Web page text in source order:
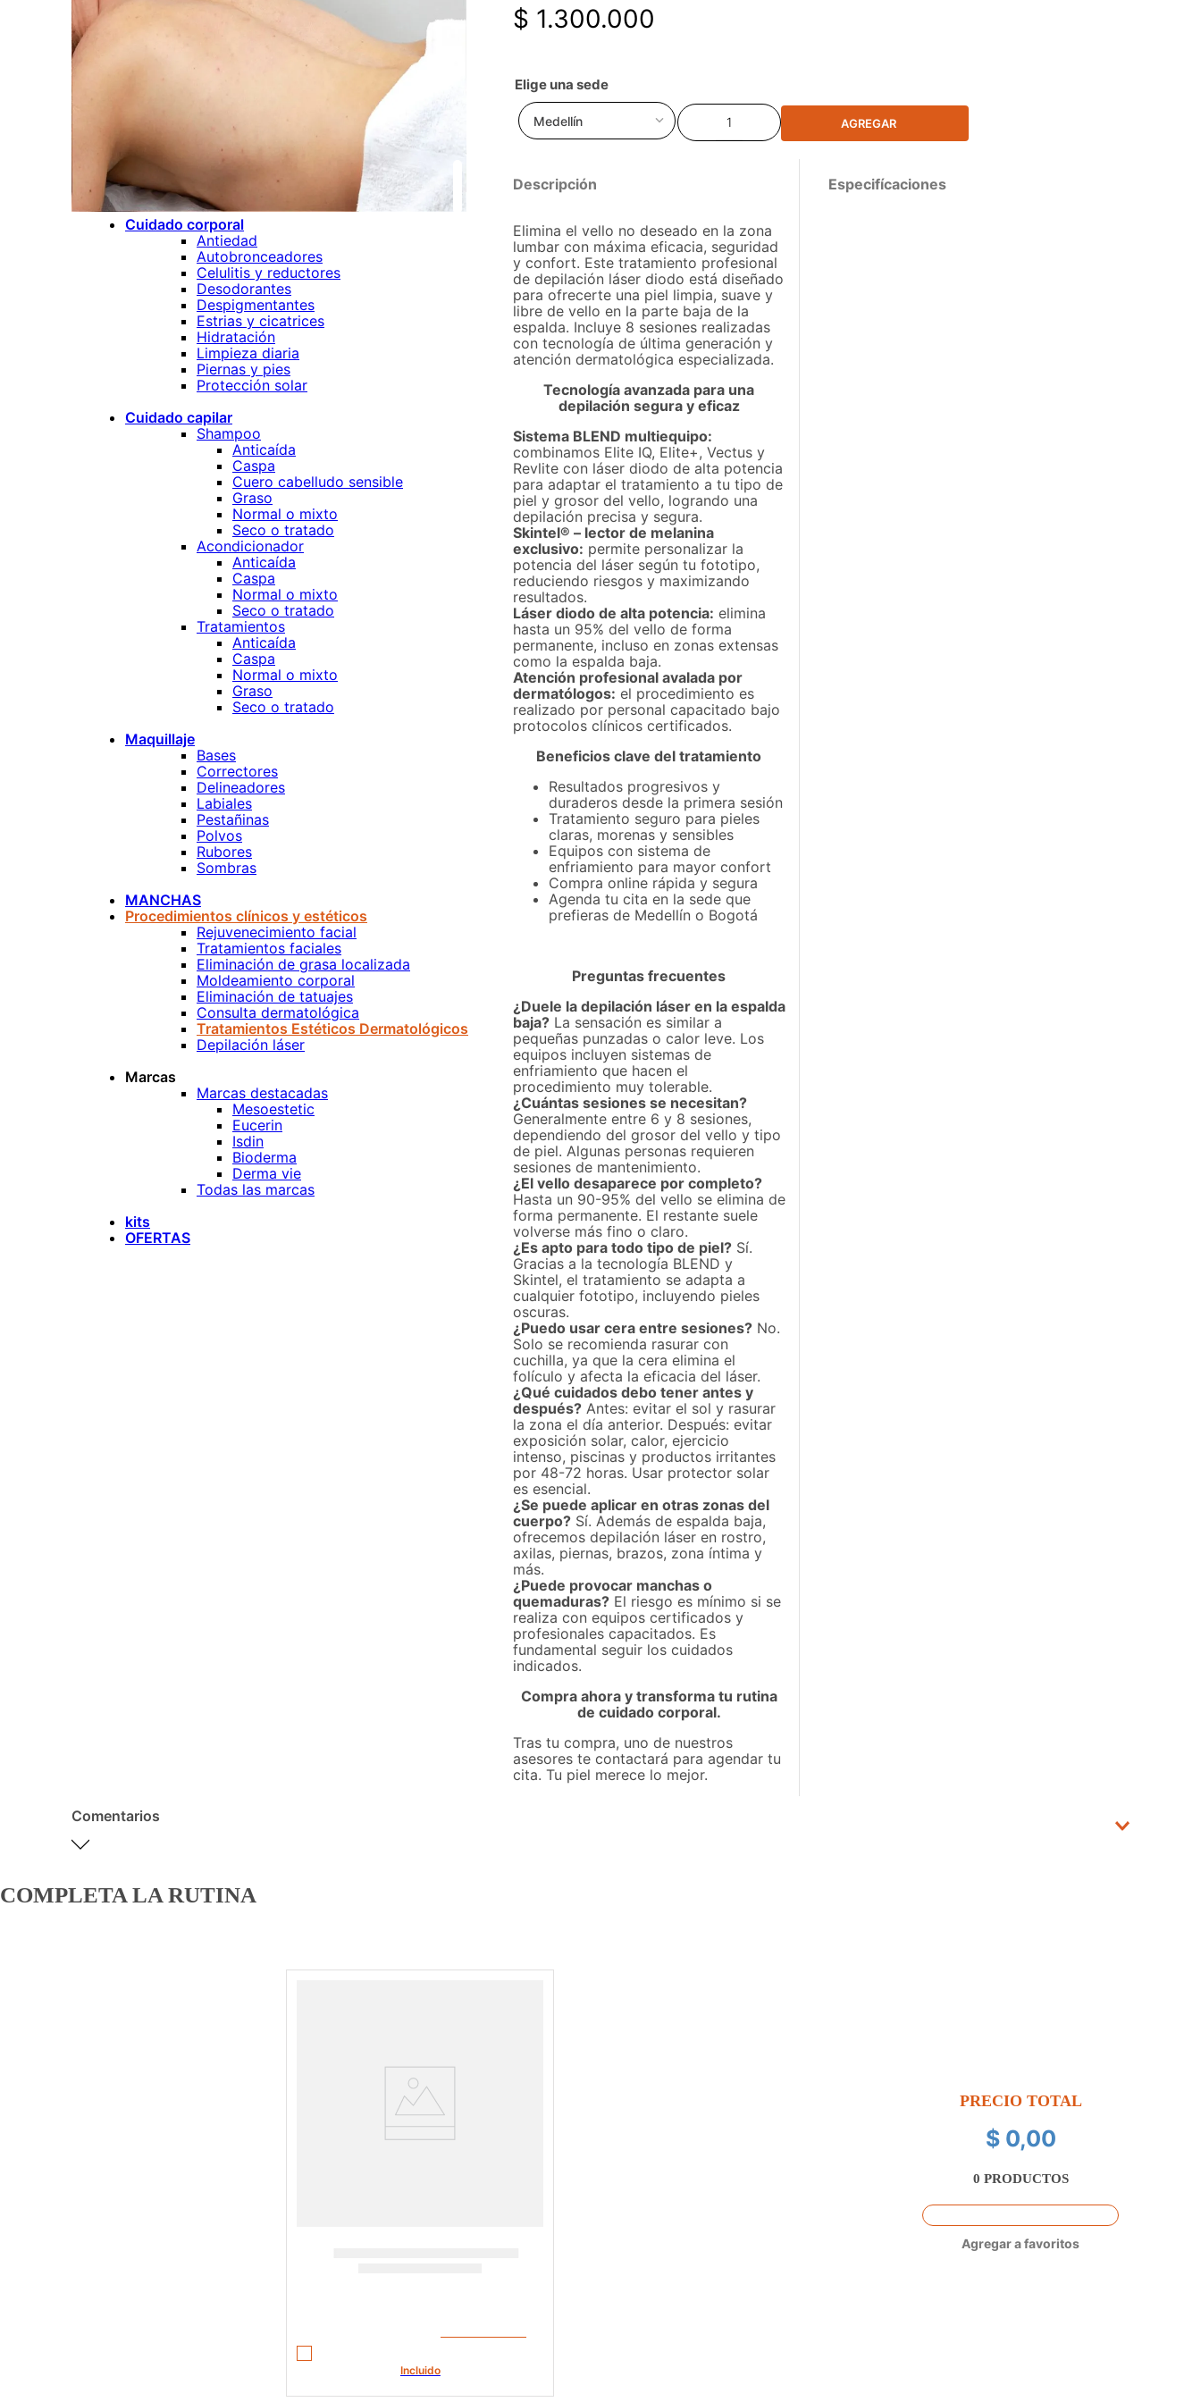
Piel sensible o con rosácea
Piel con manchas y/o pecas
Piel normal o todo tipo de piel
Piel normal o todo tipo de piel
Piel mixta grasa y/o acné
Piel sensible o con rosácea
Piel con manchas y/o pecas
Despigmentantes
Acné
Cuidado corporal
Antiedad
Autobronceadores
Celulitis y reductores
Desodorantes
Despigmentantes
Estrias y cicatrices
Hidratación
Limpieza diaria
Piernas y pies
Protección solar
Cuidado capilar
Shampoo
Anticaída
Caspa
Cuero cabelludo sensible
Graso
Normal o mixto
Seco o tratado
Acondicionador
Anticaída
Caspa
Normal o mixto
Seco o tratado
Tratamientos
Anticaída
Caspa
Normal o mixto
Graso
Seco o tratado
Maquillaje
Bases
Correctores
Delineadores
Labiales
Pestañinas
Polvos
Rubores
Sombras
MANCHAS
Procedimientos clínicos y estéticos
Rejuvenecimiento facial
Tratamientos faciales
Eliminación de grasa localizada
Moldeamiento corporal
Eliminación de tatuajes
Consulta dermatológica
Tratamientos Estéticos Dermatológicos
Depilación láser
Marcas
Marcas destacadas
Mesoestetic
Eucerin
Isdin
Bioderma
Derma vie
Todas las marcas
kits
OFERTAS
$ 1.300.000
Medellín AGREGAR
Descripción
Elimina el vello no deseado en la zona
lumbar con máxima eficacia, seguridad
y confort. Este tratamiento profesional
de depilación láser diodo está diseñado
para ofrecerte una piel limpia, suave y
libre de vello en la parte baja de la
espalda. Incluye 8 sesiones realizadas
con tecnología de última generación y
atención dermatológica especializada.
Tecnología avanzada para una
depilación segura y eficaz
Sistema BLEND multiequipo:
combinamos Elite IQ, Elite+, Vectus y
Revlite con láser diodo de alta potencia
para adaptar el tratamiento a tu tipo de
piel y grosor del vello, logrando una
depilación precisa y segura.
Skintel® – lector de melanina
exclusivo: permite personalizar la
potencia del láser según tu fototipo,
reduciendo riesgos y maximizando
resultados.
Láser diodo de alta potencia: elimina
hasta un 95% del vello de forma
permanente, incluso en zonas extensas
como la espalda baja.
Atención profesional avalada por
dermatólogos: el procedimiento es
realizado por personal capacitado bajo
protocolos clínicos certificados.
Beneficios clave del tratamiento
Resultados progresivos y
duraderos desde la primera sesión
Tratamiento seguro para pieles
claras, morenas y sensibles
Equipos con sistema de
enfriamiento para mayor confort
Compra online rápida y segura
Agenda tu cita en la sede que
prefieras de Medellín o Bogotá
Preguntas frecuentes
¿Duele la depilación láser en la espalda
baja?La sensación es similar a
pequeñas punzadas o calor leve. Los
equipos incluyen sistemas de
enfriamiento que hacen el
procedimiento muy tolerable.
¿Cuántas sesiones se necesitan?
Generalmente entre 6 y 8 sesiones,
dependiendo del grosor del vello y tipo
de piel. Algunas personas requieren
sesiones de mantenimiento.
¿El vello desaparece por completo?
Hasta un 90-95% del vello se elimina de
forma permanente. El restante suele
volverse más fino o claro.
¿Es apto para todo tipo de piel?Sí.
Gracias a la tecnología BLEND y
Skintel, el tratamiento se adapta a
cualquier fototipo, incluyendo pieles
oscuras.
¿Puedo usar cera entre sesiones?No.
Solo se recomienda rasurar con
cuchilla, ya que la cera elimina el
folículo y afecta la eficacia del láser.
¿Qué cuidados debo tener antes y
después?Antes: evitar el sol y rasurar
la zona el día anterior. Después: evitar
exposición solar, calor, ejercicio
intenso, piscinas y productos irritantes
por 48-72 horas. Usar protector solar
es esencial.
¿Se puede aplicar en otras zonas del
cuerpo?Sí. Además de espalda baja,
ofrecemos depilación láser en rostro,
axilas, piernas, brazos, zona íntima y
más.
¿Puede provocar manchas o
quemaduras?El riesgo es mínimo si se
realiza con equipos certificados y
profesionales capacitados. Es
fundamental seguir los cuidados
indicados.
Compra ahora y transforma tu rutina
de cuidado corporal.
Tras tu compra, uno de nuestros
asesores te contactará para agendar tu
cita. Tu piel merece lo mejor.
Especifícaciones
Comentarios
Por favor, inicia sesión
COMPLETA LA RUTINA
Incluido
PRECIO TOTAL
$ 0,00
0 PRODUCTOS
Agregar a favoritos